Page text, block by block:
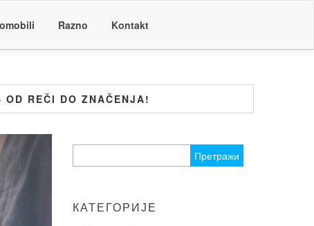
Razno Kontakt
REČI DO ZNAČENJA!
за:
КАТЕГОРИЈЕ